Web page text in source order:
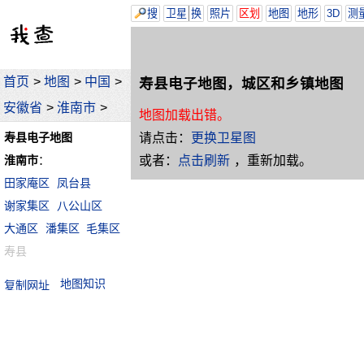
首页 > 地图 > 中国 >
安徽省 > 淮南市 >
寿县电子地图
淮南市：
田家庵区
凤台县
谢家集区
八公山区
大通区
潘集区
毛集区
寿县
地图知识
搜 卫星 换 照片 区划 地图 地形 3D 测
寿县电子地图，城区和乡镇地图
地图加载出错。
请点击：
更换卫星图
或者：
点击刷新 ，重新加载。